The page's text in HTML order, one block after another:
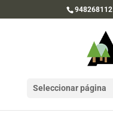
948268112
Seleccionar página